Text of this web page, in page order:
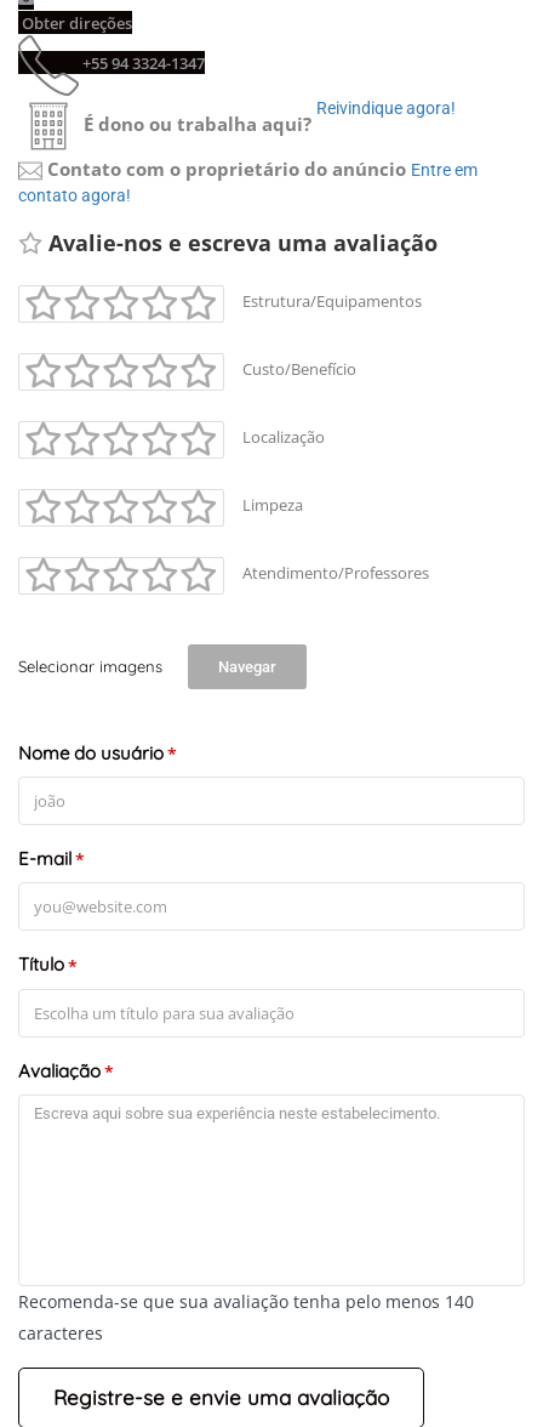
Obter direções
+55 94 3324-1347
É dono ou trabalha aqui?
Reivindique agora!
Contato com o proprietário do anúncio Entre em
contato agora!
Avalie-nos e escreva uma avaliação
Estrutura/Equipamentos
Custo/Benefício
Localização
Limpeza
Atendimento/Professores
Selecionar imagens Navegar
Nome do usuário*
E-mail*
Título*
Avaliação*
Recomenda-se que sua avaliação tenha pelo menos 140
caracteres